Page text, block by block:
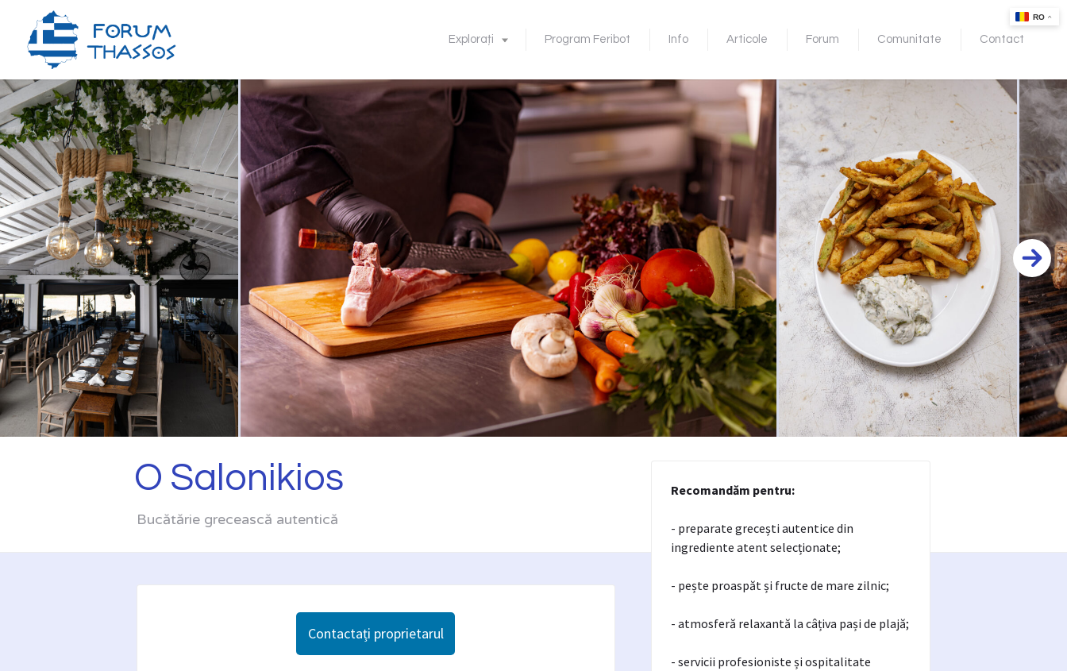
Explorați Program Feribot Info Articole Forum Comunitate Contact
O Salonikios
Bucătărie grecească autentică
Contactați proprietarul
Recomandăm pentru:
- preparate grecești autentice din
ingrediente atent selecționate;
- pește proaspăt și fructe de mare zilnic;
- atmosferă relaxantă la câțiva pași de plajă;
- servicii profesioniste și ospitalitate